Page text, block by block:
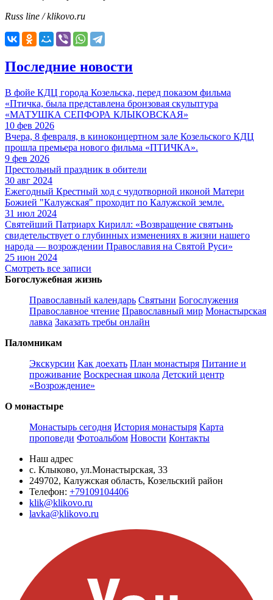
Russ line / klikovo.ru
Последние новости
В фойе КДЦ города Козельска, перед показом фильма
«Птичка, была представлена бронзовая скульптура
«МАТУШКА СЕПФОРА КЛЫКОВСКАЯ»
10 фев 2026
Вчера, 8 февраля, в киноконцертном зале Козельского КДЦ
прошла премьера нового фильма «ПТИЧКА».
9 фев 2026
Престольный праздник в обители
30 авг 2024
Ежегодный Крестный ход с чудотворной иконой Матери
Божией "Калужская" проходит по Калужской земле.
31 июл 2024
Святейший Патриарх Кирилл: «Возвращение святынь
свидетельствует о глубинных изменениях в жизни нашего
народа — возрождении Православия на Святой Руси»
25 июн 2024
Смотреть все записи
Богослужебная жизнь
Православный календарь Святыни Богослужения
Православное чтение Православный мир Монастырская
лавка Заказать требы онлайн
Паломникам
Экскурсии Как доехать План монастыря Питание и
проживание Воскресная школа Детский центр
«Возрождение»
О монастыре
Монастырь сегодня История монастыря Карта
проповеди Фотоальбом Новости Контакты
Наш адрес
с. Клыково, ул.Монастырская, 33
249702, Калужская область, Козельский район
Телефон: +79109104406
klik@klikovo.ru
lavka@klikovo.ru